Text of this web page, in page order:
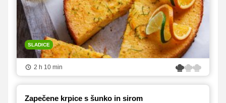
SLADICE
2 h 10 min
Zapečene krpice s šunko in sirom